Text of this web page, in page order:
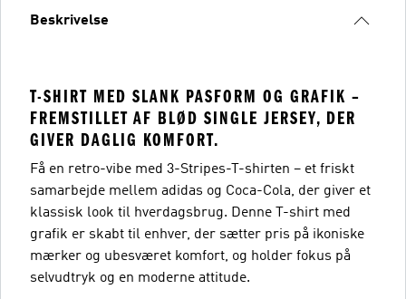
Beskrivelse
T-SHIRT MED SLANK PASFORM OG GRAFIK –
FREMSTILLET AF BLØD SINGLE JERSEY, DER
GIVER DAGLIG KOMFORT.
Få en retro-vibe med 3-Stripes-T-shirten – et friskt
samarbejde mellem adidas og Coca-Cola, der giver et
klassisk look til hverdagsbrug. Denne T-shirt med
grafik er skabt til enhver, der sætter pris på ikoniske
mærker og ubesværet komfort, og holder fokus på
selvudtryk og en moderne attitude.